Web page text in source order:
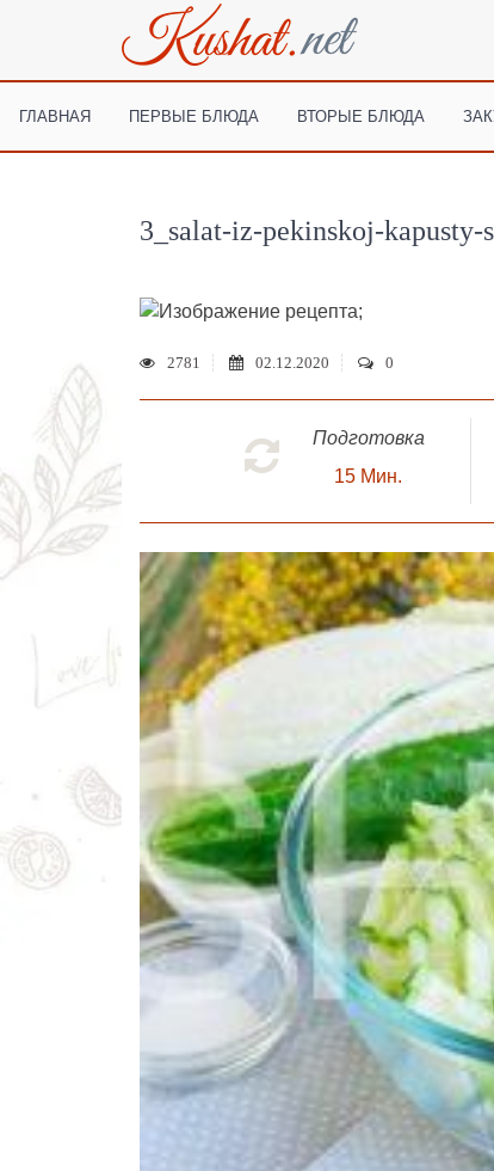
ГЛАВНАЯ ПЕРВЫЕ БЛЮДА ВТОРЫЕ БЛЮДА
3_salat-iz-pekinskoj-kapusty-
;
2781 02.12.2020 0
Подготовка
15 Мин.